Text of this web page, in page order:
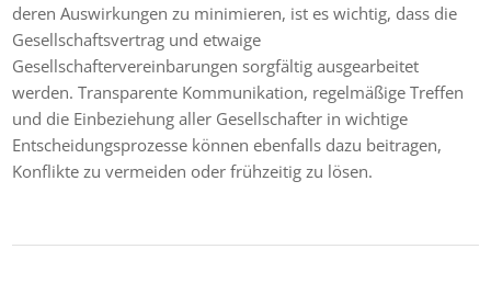
deren Auswirkungen zu minimieren, ist es wichtig, dass die
Gesellschaftsvertrag und etwaige
Gesellschaftervereinbarungen sorgfältig ausgearbeitet
werden. Transparente Kommunikation, regelmäßige Treffen
und die Einbeziehung aller Gesellschafter in wichtige
Entscheidungsprozesse können ebenfalls dazu beitragen,
Konflikte zu vermeiden oder frühzeitig zu lösen.